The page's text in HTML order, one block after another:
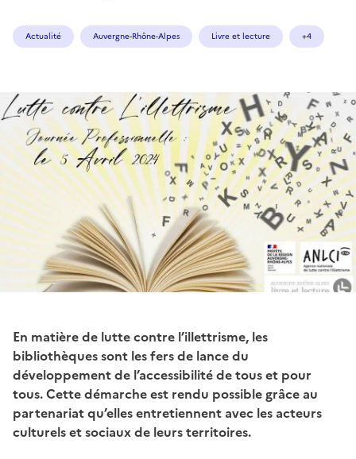
Actualité Auvergne-Rhône-Alpes Livre et lecture +4
En matière de lutte contre l’illettrisme, les
bibliothèques sont les fers de lance du
développement de l’accessibilité de tous et pour
tous. Cette démarche est rendu possible grâce au
partenariat qu’elles entretiennent avec les acteurs
culturels et sociaux de leurs territoires.